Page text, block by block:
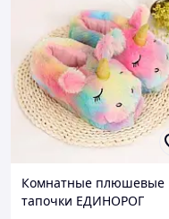
Комнатные плюшевые
тапочки ЕДИНОРОГ